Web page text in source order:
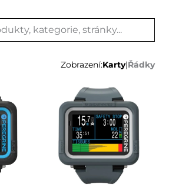
Zobrazení:Karty|Řádky